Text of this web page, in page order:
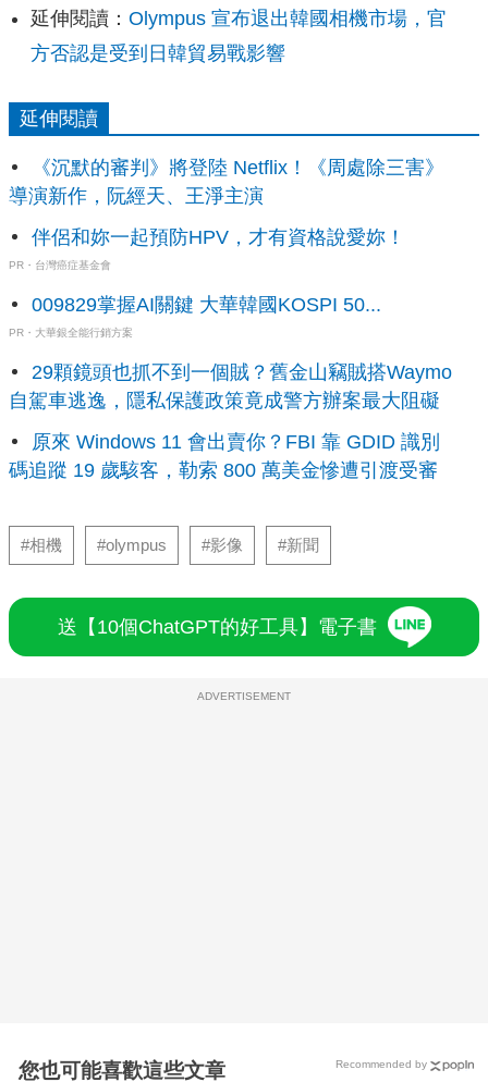
延伸閱讀： Olympus 宣布退出韓國相機市場，官
方否認是受到日韓貿易戰影響
延伸閱讀
《沉默的審判》將登陸 Netflix！《周處除三害》
導演新作，阮經天、王淨主演
伴侶和妳一起預防HPV，才有資格說愛妳！
PR・台灣癌症基金會
009829掌握AI關鍵 大華韓國KOSPI 50...
PR・大華銀全能行銷方案
29顆鏡頭也抓不到一個賊？舊金山竊賊搭Waymo
自駕車逃逸，隱私保護政策竟成警方辦案最大阻礙
原來 Windows 11 會出賣你？FBI 靠 GDID 識別
碼追蹤 19 歲駭客，勒索 800 萬美金慘遭引渡受審
#相機 #olympus #影像 #新聞
送【10個ChatGPT的好工具】電子書
ADVERTISEMENT
您也可能喜歡這些文章 Recommended by